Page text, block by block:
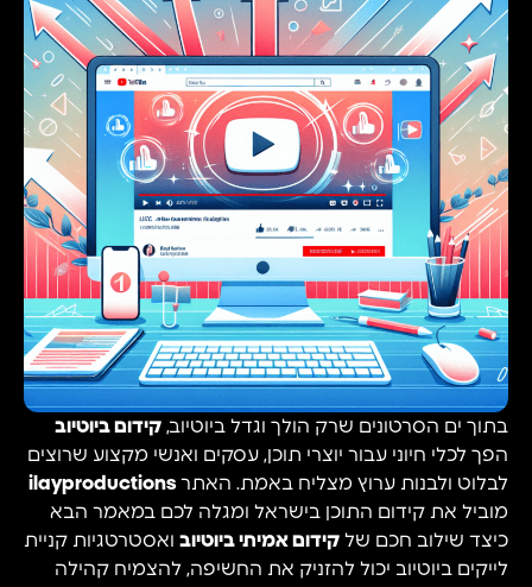
בתוך ים הסרטונים שרק הולך וגדל ביוטיוב, קידום ביוטיוב
הפך לכלי חיוני עבור יוצרי תוכן, עסקים ואנשי מקצוע שרוצים
לבלוט ולבנות ערוץ מצליח באמת. האתרilayproductions
מוביל את קידום התוכן בישראל ומגלה לכם במאמר הבא
כיצד שילוב חכם של קידום אמיתי ביוטיוב ואסטרטגיות קניית
לייקים ביוטיוב יכול להזניק את החשיפה, להצמיח קהילה